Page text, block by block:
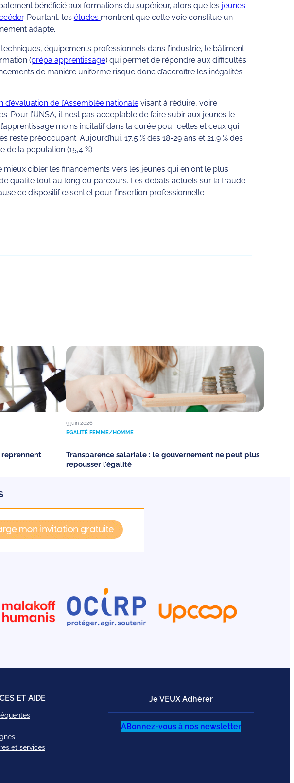
bénéficié aux formations du supérieur, alors que les jeunes
. Pourtant, les études montrent que cette voie constitue un
adapté.
équipements professionnels dans l’industrie, le bâtiment
(prépa apprentissage) qui permet de répondre aux difficultés
de manière uniforme risque donc d’accroître les inégalités
d’évaluation de l’Assemblée nationalevisant à réduire, voire
l’UNSA, il n’est pas acceptable de faire subir aux jeunes le
moins incitatif dans la durée pour celles et ceux qui
préoccupant. Aujourd’hui, 17,5 % des 18-29 ans et 21,9 % des
la population (15,4 %).
mieux cibler les financements vers les jeunes qui en ont le plus
qualité tout au long du parcours. Les débats actuels sur la fraude
ce dispositif essentiel pour l’insertion professionnelle.
reprennent
9 juin 2026
EGALITÉ FEMME/HOMME
Transparence salariale : le gouvernement ne peut plus
repousser l’égalité
ET AIDE
et services
Je VEUX Adhérer
ABonnez-vous à nos newsletter